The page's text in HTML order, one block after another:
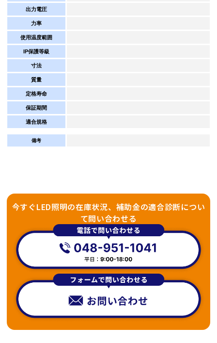
出力電圧
力率
使用温度範囲
IP保護等級
寸法
質量
定格寿命
保証期間
適合規格
備考
今すぐLED照明の在庫状況、補助金の適合診断につい
て問い合わせる